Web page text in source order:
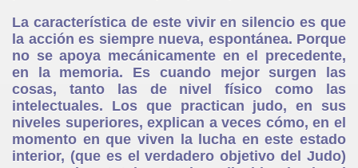
La característica de este vivir en silencio es que
la acción es siempre nueva, espontánea. Porque
no se apoya mecánicamente en el precedente,
en la memoria. Es cuando mejor surgen las
cosas, tanto las de nivel físico como las
intelectuales. Los que practican judo, en sus
niveles superiores, explican a veces cómo, en el
momento en que viven la lucha en este estado
interior, (que es el verdadero objetivo del Judo)